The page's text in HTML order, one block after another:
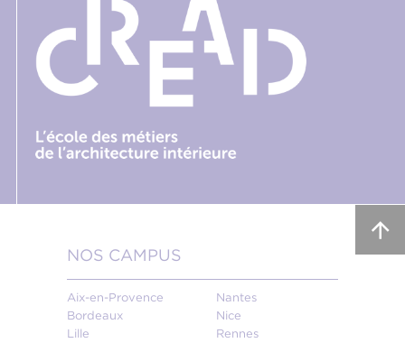
NOS CAMPUS
Aix-en-Provence
Bordeaux
Lille
Nantes
Nice
Rennes